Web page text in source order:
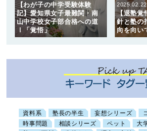
【わが子の中学受験体験
記】愛知県女子最難関・南
山中学校女子部合格への道
Ⅰ「覚悟」
2025.02.22
【退塾覚
針と塾の
向を向い
資料系 塾長の半生 妄想シリーズ
時事問題
相談シリーズ ペット 大